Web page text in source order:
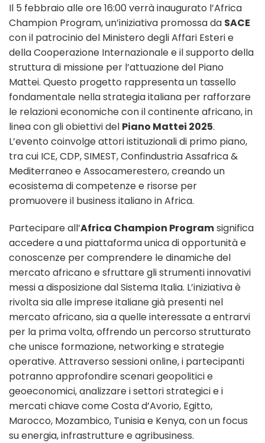
Il 5 febbraio alle ore 16:00 verrà inaugurato l’Africa
Champion Program, un’iniziativa promossa da SACE
con il patrocinio del Ministero degli Affari Esteri e
della Cooperazione Internazionale e il supporto della
struttura di missione per l’attuazione del Piano
Mattei. Questo progetto rappresenta un tassello
fondamentale nella strategia italiana per rafforzare
le relazioni economiche con il continente africano, in
linea con gli obiettivi del Piano Mattei 2025.
L’evento coinvolge attori istituzionali di primo piano,
tra cui ICE, CDP, SIMEST, Confindustria Assafrica &
Mediterraneo e Assocamerestero, creando un
ecosistema di competenze e risorse per
promuovere il business italiano in Africa.
Partecipare all’Africa Champion Programsignifica
accedere a una piattaforma unica di opportunità e
conoscenze per comprendere le dinamiche del
mercato africano e sfruttare gli strumenti innovativi
messi a disposizione dal Sistema Italia. L’iniziativa è
rivolta sia alle imprese italiane già presenti nel
mercato africano, sia a quelle interessate a entrarvi
per la prima volta, offrendo un percorso strutturato
che unisce formazione, networking e strategie
operative. Attraverso sessioni online, i partecipanti
potranno approfondire scenari geopolitici e
geoeconomici, analizzare i settori strategici e i
mercati chiave come Costa d’Avorio, Egitto,
Marocco, Mozambico, Tunisia e Kenya, con un focus
su energia, infrastrutture e agribusiness.